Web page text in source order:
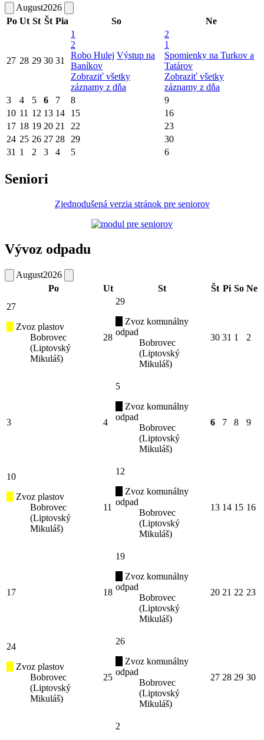
August2026
Po Ut St Št Pia So Ne
27 28 29 30 31
1
2
Robo Hulej Výstup na
Baníkov
Zobraziť všetky
záznamy z dňa
2
1
Spomienky na Turkov a
Tatárov
Zobraziť všetky
záznamy z dňa
3
4 5 6 7 8
9
10 11 12 13 14 15
16
17 18 19 20 21 22
23
24 25 26 27 28 29
30
31 1 2 3 4 5 6
Seniori
Zjednodušená verzia stránok pre seniorov
Vývoz odpadu
August2026
Po
Ut St Št Pi So Ne
27
Zvoz plastov
Bobrovec
(Liptovský
Mikuláš)
28
29
Zvoz komunálny
odpad
Bobrovec
(Liptovský
Mikuláš)
30 31 1 2
3 4
5
Zvoz komunálny
odpad
Bobrovec
(Liptovský
Mikuláš)
6 7 8 9
10
Zvoz plastov
Bobrovec
(Liptovský
Mikuláš)
11
12
Zvoz komunálny
odpad
Bobrovec
(Liptovský
Mikuláš)
13 14 15 16
17 18
19
Zvoz komunálny
odpad
Bobrovec
(Liptovský
Mikuláš)
20 21 22 23
24
Zvoz plastov
Bobrovec
(Liptovský
Mikuláš)
25
26
Zvoz komunálny
odpad
Bobrovec
(Liptovský
Mikuláš)
27 28 29 30
2